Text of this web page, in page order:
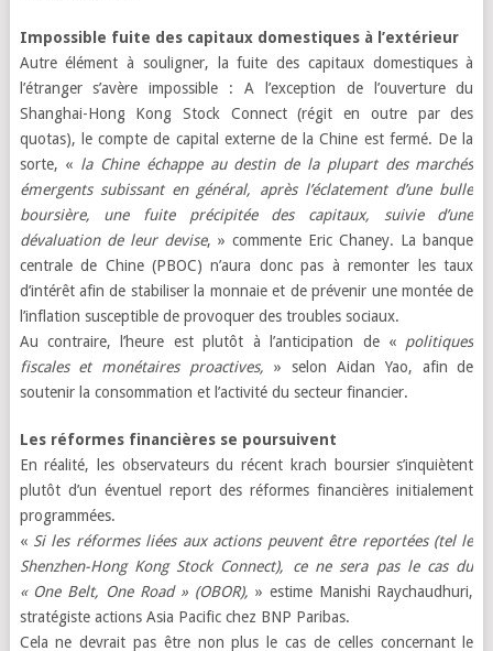
Impossible fuite des capitaux domestiques à l’extérieur
Autre élément à souligner, la fuite des capitaux domestiques à
l’étranger s’avère impossible : A l’exception de l’ouverture du
Shanghai-Hong Kong Stock Connect (régit en outre par des
quotas), le compte de capital externe de la Chine est fermé. De la
sorte, « la Chine échappe au destin de la plupart des marchés
émergents subissant en général, après l’éclatement d’une bulle
boursière, une fuite précipitée des capitaux, suivie d’une
dévaluation de leur devise, » commente Eric Chaney. La banque
centrale de Chine (PBOC) n’aura donc pas à remonter les taux
d’intérêt afin de stabiliser la monnaie et de prévenir une montée de
l’inflation susceptible de provoquer des troubles sociaux.
Au contraire, l’heure est plutôt à l’anticipation de « politiques
fiscales et monétaires proactives,» selon Aidan Yao, afin de
soutenir la consommation et l’activité du secteur financier.
Les réformes financières se poursuivent
En réalité, les observateurs du récent krach boursier s’inquiètent
plutôt d’un éventuel report des réformes financières initialement
programmées.
« Si les réformes liées aux actions peuvent être reportées (tel le
Shenzhen-Hong Kong Stock Connect), ce ne sera pas le cas du
« One Belt, One Road » (OBOR), » estime Manishi Raychaudhuri,
stratégiste actions Asia Pacific chez BNP Paribas.
Cela ne devrait pas être non plus le cas de celles concernant le